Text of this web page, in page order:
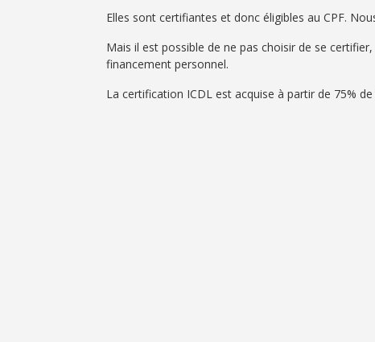
Elles sont certifiantes et donc éligibles au CPF.
Mais il est possible de ne pas choisir de se
financement personnel.
La certification ICDL est acquise à partir de 75%